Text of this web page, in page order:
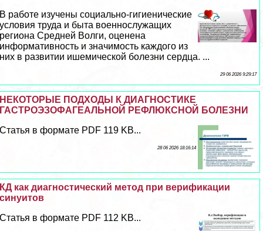
В работе изучены социально-гигиенические
условия труда и быта военнослужащих
региона Средней Волги, оценена
информативность и значимость каждого из
них в развитии ишемической болезни сердца. ...
29 06 2026 9:29:17
НЕКОТОРЫЕ ПОДХОДЫ К ДИАГНОСТИКЕ
ГАСТРОЭЗОФАГЕАЛЬНОЙ РЕФЛЮКСНОЙ БОЛЕЗНИ
Статья в формате PDF 119 KB...
28 06 2026 18:16:14
КД как диагностический метод при верификации
синуитов
Статья в формате PDF 112 KB...